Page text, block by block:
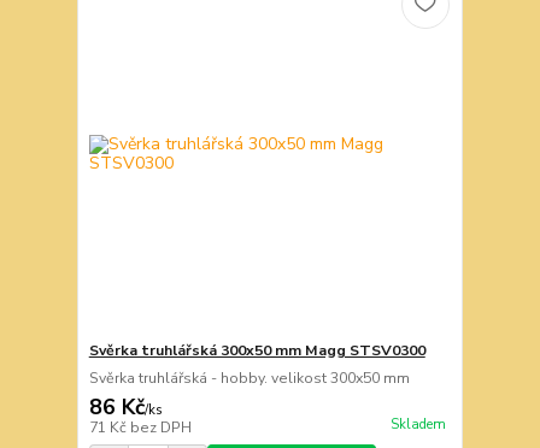
Svěrka truhlářská 300x50 mm Magg STSV0300
Svěrka truhlářská - hobby. velikost 300x50 mm
86 Kč/ks
71 Kč bez DPH Skladem